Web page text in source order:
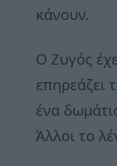
κάνουν.
Ο Ζυγός
επηρεάζει
ένα
Άλλοι το